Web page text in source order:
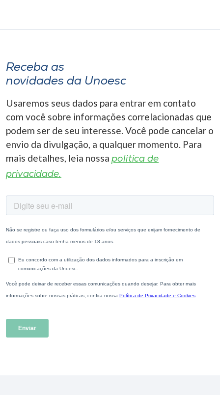
Receba as
novidades da Unoesc
Usaremos seus dados para entrar em contato
com você sobre informações correlacionadas que
podem ser de seu interesse. Você pode cancelar o
envio da divulgação, a qualquer momento. Para
mais detalhes, leia nossa política de
privacidade.